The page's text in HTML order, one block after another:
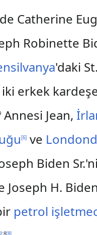
Catherine
Robinette
'daki
iki erkek
Annesi Jean,
[6] ve
Biden
Joseph H.
petrol